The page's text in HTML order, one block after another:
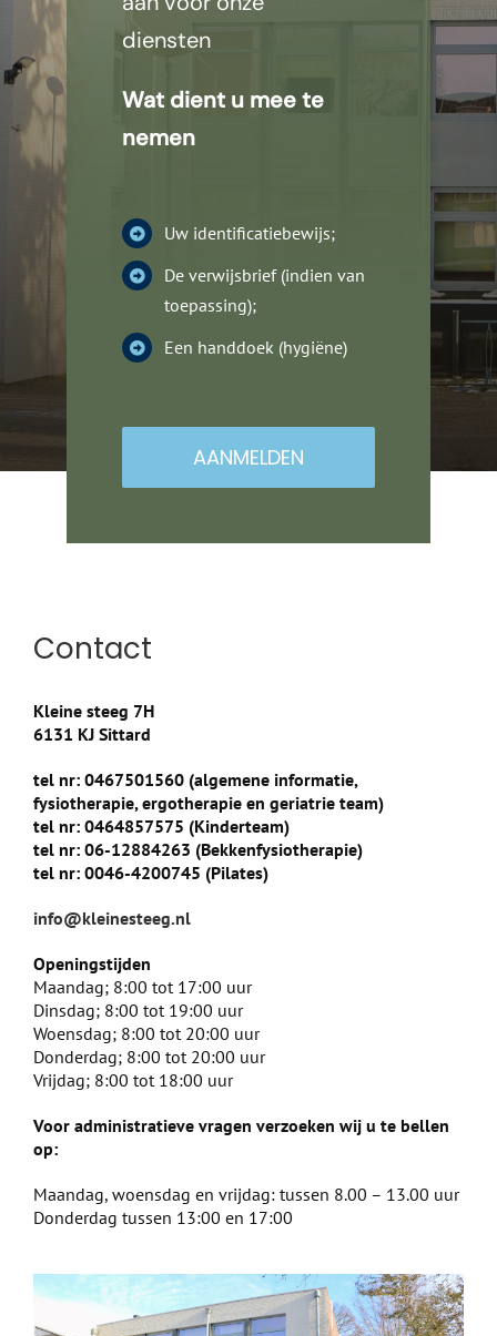
diensten
Wat dient u mee te
nemen
Uw identificatiebewijs;
De verwijsbrief (indien van
toepassing);
Een handdoek (hygiëne)
AANMELDEN
Contact
Kleine steeg 7H
6131 KJ Sittard
tel nr: 0467501560 (algemene informatie,
fysiotherapie, ergotherapie en geriatrie team)
tel nr: 0464857575 (Kinderteam)
tel nr: 06-12884263 (Bekkenfysiotherapie)
tel nr: 0046-4200745 (Pilates)
info@kleinesteeg.nl
Openingstijden
Maandag; 8:00 tot 17:00 uur
Dinsdag; 8:00 tot 19:00 uur
Woensdag; 8:00 tot 20:00 uur
Donderdag; 8:00 tot 20:00 uur
Vrijdag; 8:00 tot 18:00 uur
Voor administratieve vragen verzoeken wij u te bellen
op:
Maandag, woensdag en vrijdag: tussen 8.00 – 13.00 uur
Donderdag tussen 13:00 en 17:00